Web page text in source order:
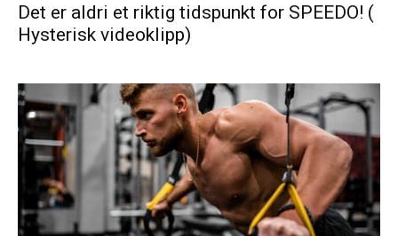
Det er aldri et riktig tidspunkt for SPEEDO! (
Hysterisk videoklipp)